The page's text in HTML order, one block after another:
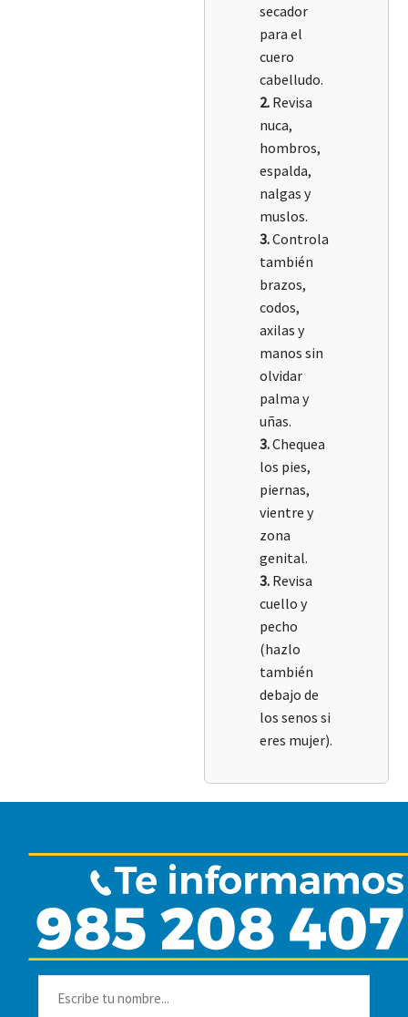
secador
para el
cuero
cabelludo.
2. Revisa
nuca,
hombros,
espalda,
nalgas y
muslos.
3.Controla
también
brazos,
codos,
axilas y
manos sin
olvidar
palma y
uñas.
3.Chequea
los pies,
piernas,
vientre y
zona
genital.
3. Revisa
cuello y
pecho
(hazlo
también
debajo de
los senos si
eres mujer).